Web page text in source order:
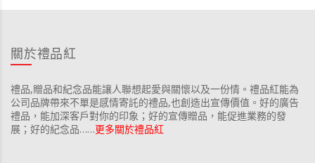
關於禮品紅
禮品,贈品和紀念品能讓人聯想起愛與關懷以及一份情。禮品紅能為
公司品牌帶來不單是感情寄託的禮品,也創造出宣傳價值。好的廣告
禮品，能加深客戶對你的印象；好的宣傳贈品，能促進業務的發
展；好的紀念品……更多關於禮品紅